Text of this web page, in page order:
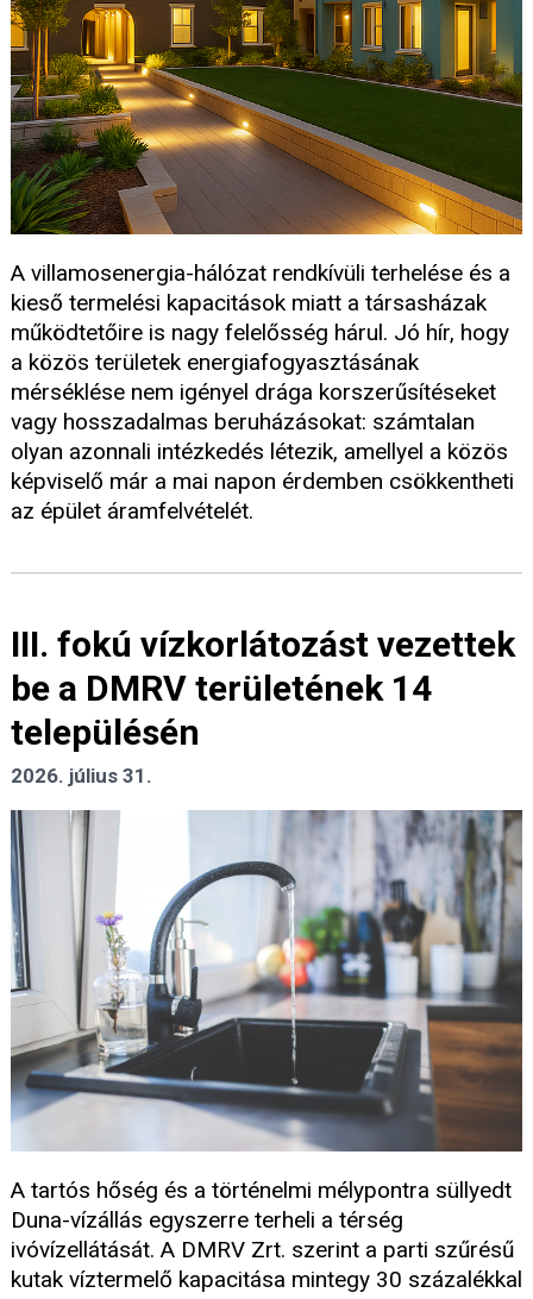
A villamosenergia-hálózat rendkívüli terhelése és a
kieső termelési kapacitások miatt a társasházak
működtetőire is nagy felelősség hárul. Jó hír, hogy
a közös területek energiafogyasztásának
mérséklése nem igényel drága korszerűsítéseket
vagy hosszadalmas beruházásokat: számtalan
olyan azonnali intézkedés létezik, amellyel a közös
képviselő már a mai napon érdemben csökkentheti
az épület áramfelvételét.
III. fokú vízkorlátozást vezettek
be a DMRV területének 14
településén
2026. július 31.
A tartós hőség és a történelmi mélypontra süllyedt
Duna-vízállás egyszerre terheli a térség
ivóvízellátását. A DMRV Zrt. szerint a parti szűrésű
kutak víztermelő kapacitása mintegy 30 százalékkal